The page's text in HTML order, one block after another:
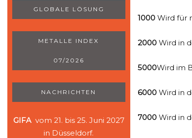
1000 Wird für
2000 Wird in
5000Wird im
6000 Wird in
7000Wird in
GLOBALE LÖSUNG
METALLE INDEX
07/2026
NACHRICHTEN
GIFA vom 21. bis 25. Juni 2027
in Düsseldorf.